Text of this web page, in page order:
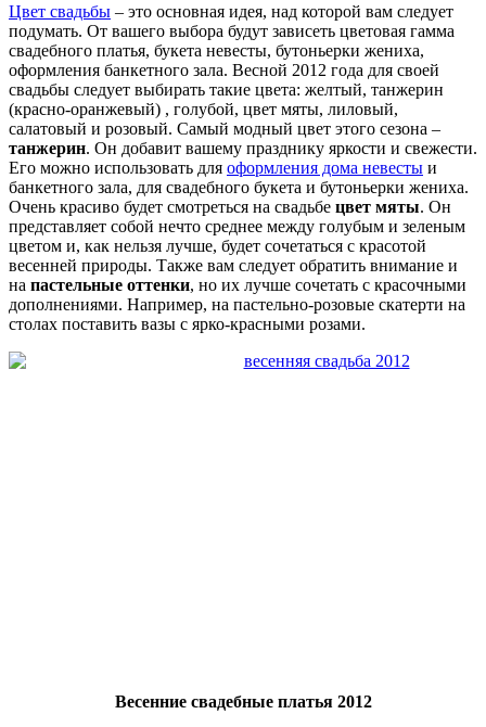
Цвет свадьбы – это основная идея, над которой вам следует
подумать. От вашего выбора будут зависеть цветовая гамма
свадебного платья, букета невесты, бутоньерки жениха,
оформления банкетного зала. Весной 2012 года для своей
свадьбы следует выбирать такие цвета: желтый, танжерин
(красно-оранжевый) , голубой, цвет мяты, лиловый,
салатовый и розовый. Самый модный цвет этого сезона –
танжерин. Он добавит вашему празднику яркости и свежести.
Его можно использовать для оформления дома невесты и
банкетного зала, для свадебного букета и бутоньерки жениха.
Очень красиво будет смотреться на свадьбе цвет мяты. Он
представляет собой нечто среднее между голубым и зеленым
цветом и, как нельзя лучше, будет сочетаться с красотой
весенней природы. Также вам следует обратить внимание и
на пастельные оттенки, но их лучше сочетать с красочными
дополнениями. Например, на пастельно-розовые скатерти на
столах поставить вазы с ярко-красными розами.
Весенние свадебные платья 2012